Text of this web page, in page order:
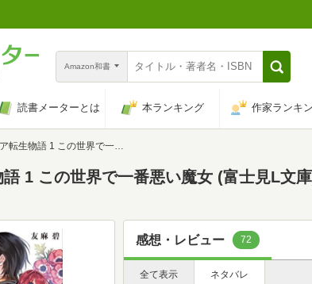
Amazon和書
読書メーターとは 本ランキング 作家ランキ
語 1 この世界で一番悪い魔女 (富士見L文庫)
語 1 この世界で一番悪い魔女 (富士見L文
感想・レビュー 72
全て表示 ネタバレ